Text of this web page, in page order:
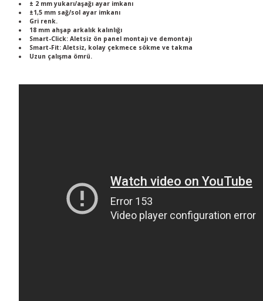
± 2 mm yukarı/aşağı ayar imkanı
±1,5 mm sağ/sol ayar imkanı
Gri renk.
18 mm ahşap arkalık kalınlığı
Smart-Click: Aletsiz ön panel montajı ve demontajı
Smart-Fit: Aletsiz, kolay çekmece sökme ve takma
Uzun çalışma ömrü.